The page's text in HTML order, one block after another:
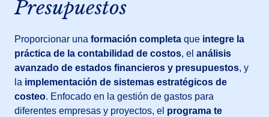
Presupuestos
Proporcionar una formación completa que integre la
práctica de la contabilidad de costos, el análisis
avanzado de estados financieros y presupuestos, y
la implementación de sistemas estratégicos de
costeo. Enfocado en la gestión de gastos para
diferentes empresas y proyectos, el programa te